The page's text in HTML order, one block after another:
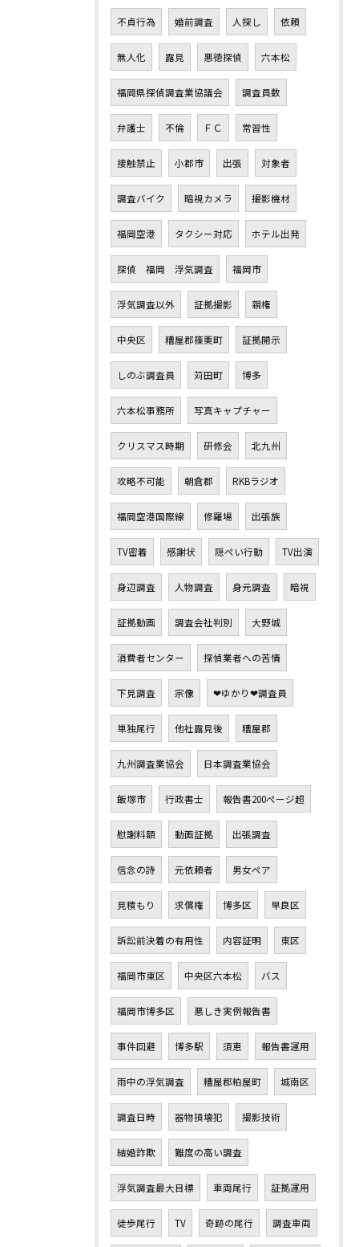
不貞行為 婚前調査 人探し 依頼
無人化 露見 悪徳探偵 六本松
福岡県探偵調査業協議会 調査員数
弁護士 不倫 ＦＣ 常習性
接触禁止 小郡市 出張 対象者
調査バイク 暗視カメラ 撮影機材
福岡空港 タクシー対応 ホテル出発
探偵 福岡 浮気調査 福岡市
浮気調査以外 証拠撮影 親権
中央区 糟屋郡篠栗町 証拠開示
しのぶ調査員 苅田町 博多
六本松事務所 写真キャプチャー
クリスマス時期 研修会 北九州
攻略不可能 朝倉郡 RKBラジオ
福岡空港国際線 修羅場 出張族
TV密着 感謝状 隠ぺい行動 TV出演
身辺調査 人物調査 身元調査 暗視
証拠動画 調査会社判別 大野城
消費者センター 探偵業者への苦情
下見調査 宗像 ❤ゆかり❤調査員
単独尾行 他社露見後 糟屋郡
九州調査業協会 日本調査業協会
飯塚市 行政書士 報告書200ページ超
慰謝料額 動画証拠 出張調査
信念の詩 元依頼者 男女ペア
見積もり 求償権 博多区 早良区
訴訟前決着の有用性 内容証明 東区
福岡市東区 中央区六本松 バス
福岡市博多区 悪しき実例報告書
事件回避 博多駅 須恵 報告書運用
雨中の浮気調査 糟屋郡粕屋町 城南区
調査日時 器物損壊犯 撮影技術
結婚詐欺 難度の高い調査
浮気調査最大目標 車両尾行 証拠運用
徒歩尾行 TV 奇跡の尾行 調査車両